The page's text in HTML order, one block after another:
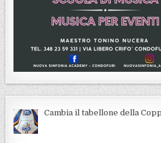
Cambia il tabellone della